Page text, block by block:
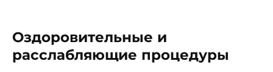
Оздоровительные и
расслабляющие процедуры